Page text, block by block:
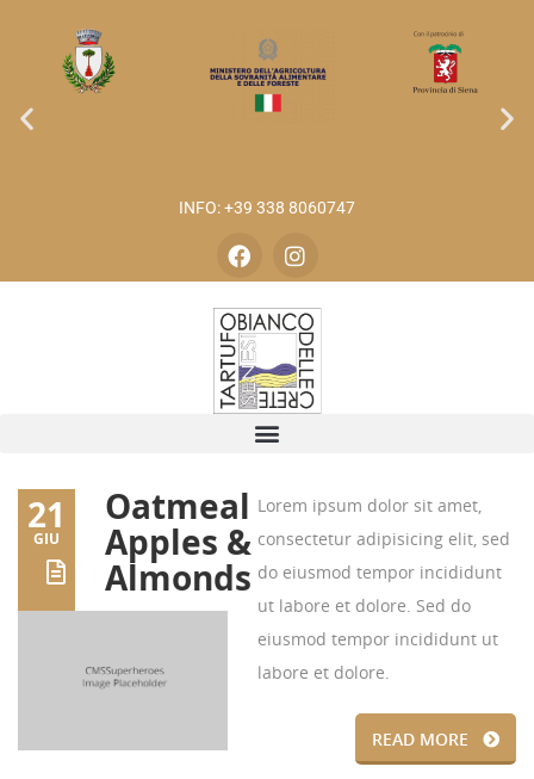
INFO: +39 338 8060747
21
GIU
Oatmeal
Apples &
Almonds
Lorem ipsum dolor sit amet,
consectetur adipisicing elit, sed
do eiusmod tempor incididunt
ut labore et dolore. Sed do
eiusmod tempor incididunt ut
labore et dolore.
READ MORE